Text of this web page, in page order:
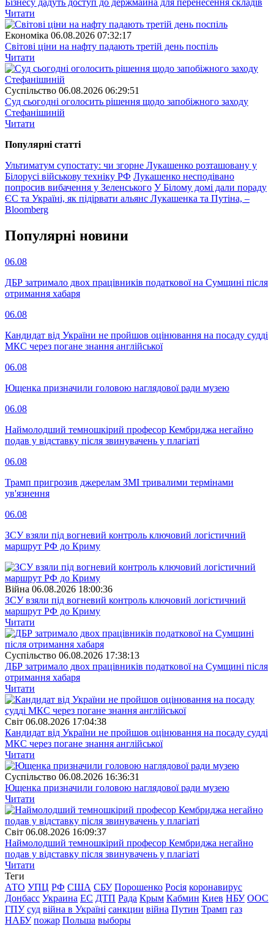
Бізнесу дадуть доступ до держмайна для перенесення складів
Читати
Економіка 06.08.2026 07:32:17
Світові ціни на нафту падають третій день поспіль
Читати
Суспiльство 06.08.2026 06:29:51
Суд сьогодні оголосить рішення щодо запобіжного заходу
Стефанішиній
Читати
Популярнi статтi
Ультиматум супостату: чи згорне Лукашенко розташовану у
Білорусі військову техніку РФ Лукашенко несподівано
попросив вибачення у Зеленського У Білому домі дали пораду
ЄС та Україні, як підірвати альянс Лукашенка та Путіна, –
Bloomberg
Популярнi новини
06.08
ДБР затримало двох працівників податкової на Сумщині після
отримання хабаря
06.08
Кандидат від України не пройшов оцінювання на посаду судді
МКС через погане знання англійської
06.08
Ющенка призначили головою наглядової ради музею
06.08
Наймолодший темношкірий професор Кембриджа негайно
подав у відставку після звинувачень у плагіаті
06.08
Трамп пригрозив джерелам ЗМІ тривалими термінами
ув'язнення
06.08
ЗСУ взяли під вогневий контроль ключовий логістичний
маршрут РФ до Криму
Війна 06.08.2026 18:00:36
ЗСУ взяли під вогневий контроль ключовий логістичний
маршрут РФ до Криму
Читати
Суспiльство 06.08.2026 17:38:13
ДБР затримало двох працівників податкової на Сумщині після
отримання хабаря
Читати
Свiт 06.08.2026 17:04:38
Кандидат від України не пройшов оцінювання на посаду судді
МКС через погане знання англійської
Читати
Суспiльство 06.08.2026 16:36:31
Ющенка призначили головою наглядової ради музею
Читати
Свiт 06.08.2026 16:09:37
Наймолодший темношкірий професор Кембриджа негайно
подав у відставку після звинувачень у плагіаті
Читати
Теги
АТО УПЦ РФ США СБУ Порошенко Росія коронавирус
Донбасс Украина ЕС ДТП Рада Крым Кабмин Киев НБУ ООС
ГПУ суд війна в Україні санкции війна Путин Трамп газ
НАБУ пожар Польша выборы